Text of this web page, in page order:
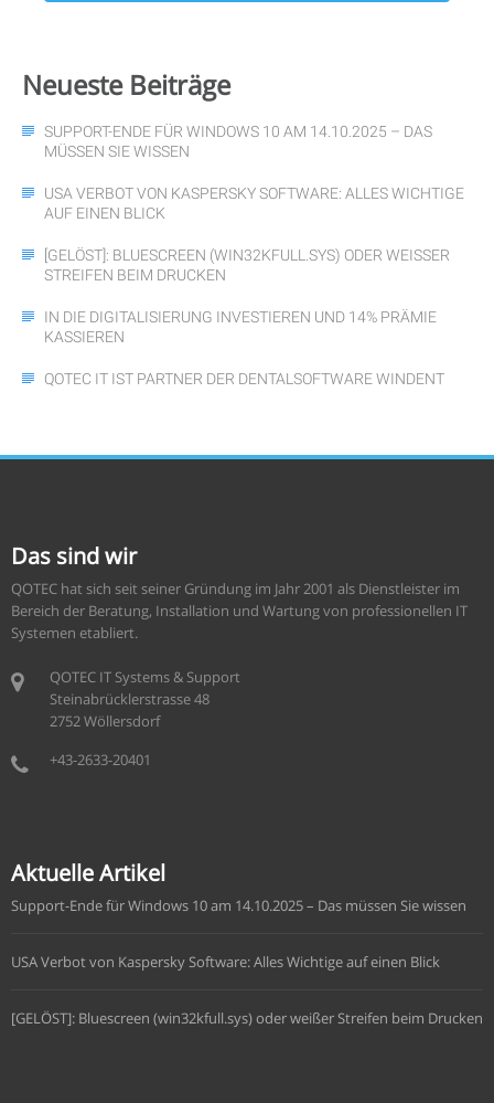
Neueste Beiträge
SUPPORT-ENDE FÜR WINDOWS 10 AM 14.10.2025 – DAS
MÜSSEN SIE WISSEN
USA VERBOT VON KASPERSKY SOFTWARE: ALLES WICHTIGE
AUF EINEN BLICK
[GELÖST]: BLUESCREEN (WIN32KFULL.SYS) ODER WEISSER S
TREIFEN BEIM DRUCKEN
IN DIE DIGITALISIERUNG INVESTIEREN UND 14% PRÄMIE
KASSIEREN
QOTEC IT IST PARTNER DER DENTALSOFTWARE WINDENT
Das sind wir
QOTEC hat sich seit seiner Gründung im Jahr 2001 als Dienstleister im
Bereich der Beratung, Installation und Wartung von professionellen IT
Systemen etabliert.
QOTEC IT Systems & Support
Steinabrücklerstrasse 48
2752 Wöllersdorf
+43-2633-20401
Aktuelle Artikel
Support-Ende für Windows 10 am 14.10.2025 – Das müssen Sie wissen
USA Verbot von Kaspersky Software: Alles Wichtige auf einen Blick
[GELÖST]: Bluescreen (win32kfull.sys) oder weißer Streifen beim Drucken